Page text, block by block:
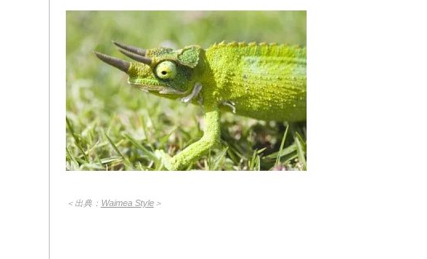
＜出典： Waimea Style＞